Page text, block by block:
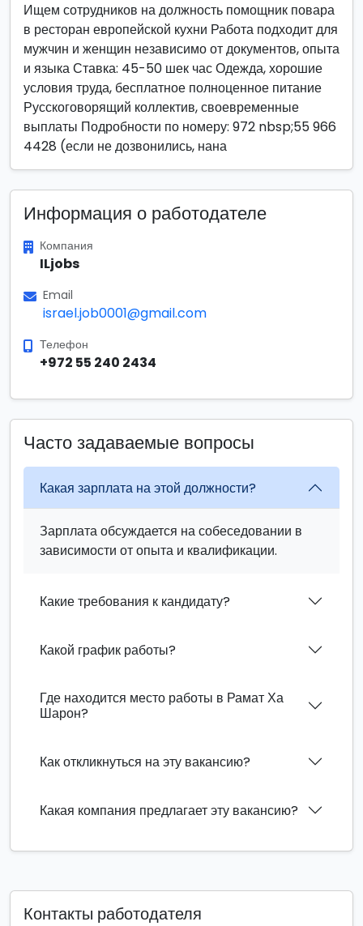
Ищем сотрудников на должность помощник повара
в ресторан европейской кухни Работа подходит для
мужчин и женщин независимо от документов, опыта
и языка Ставка: 45-50 шек час Одежда, хорошие
условия труда, бесплатное полноценное питание
Русскоговорящий коллектив, своевременные
выплаты Подробности по номеру: 972 nbsp;55 966
4428 (если не дозвонились, нана
Информация о работодателе
Компания
ILjobs
Email
israel.job0001@gmail.com
Телефон
+972 55 240 2434
Часто задаваемые вопросы
Какая зарплата на этой должности?
Зарплата обсуждается на собеседовании в
зависимости от опыта и квалификации.
Какие требования к кандидату?
Какой график работы?
Где находится место работы в Рамат Ха
Шарон?
Как откликнуться на эту вакансию?
Какая компания предлагает эту вакансию?
Контакты работодателя